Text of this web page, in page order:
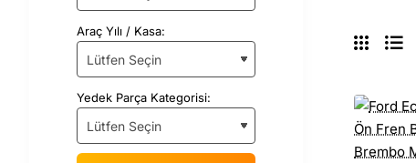
Araç Yılı / Kasa:
Yedek Parça Kategorisi: